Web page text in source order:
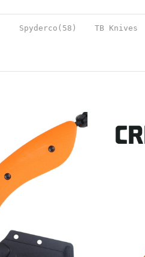
Spyderco(58) TB Knives